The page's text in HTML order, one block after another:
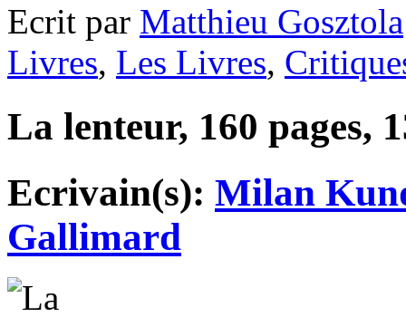
Ecrit par Matthieu Gosztola
Livres, Les Livres,
La lenteur, 160 pages,
Ecrivain(s): Milan
Gallimard